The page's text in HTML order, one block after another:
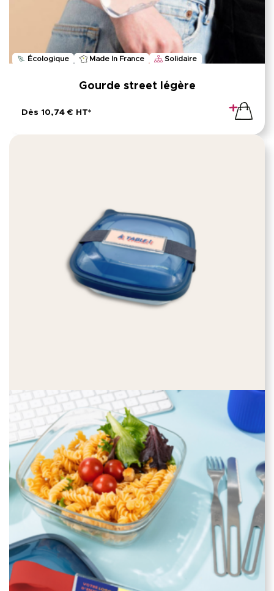
Écologique Made In France Solidaire
Gourde street légère
Dès 10,74 € HT*